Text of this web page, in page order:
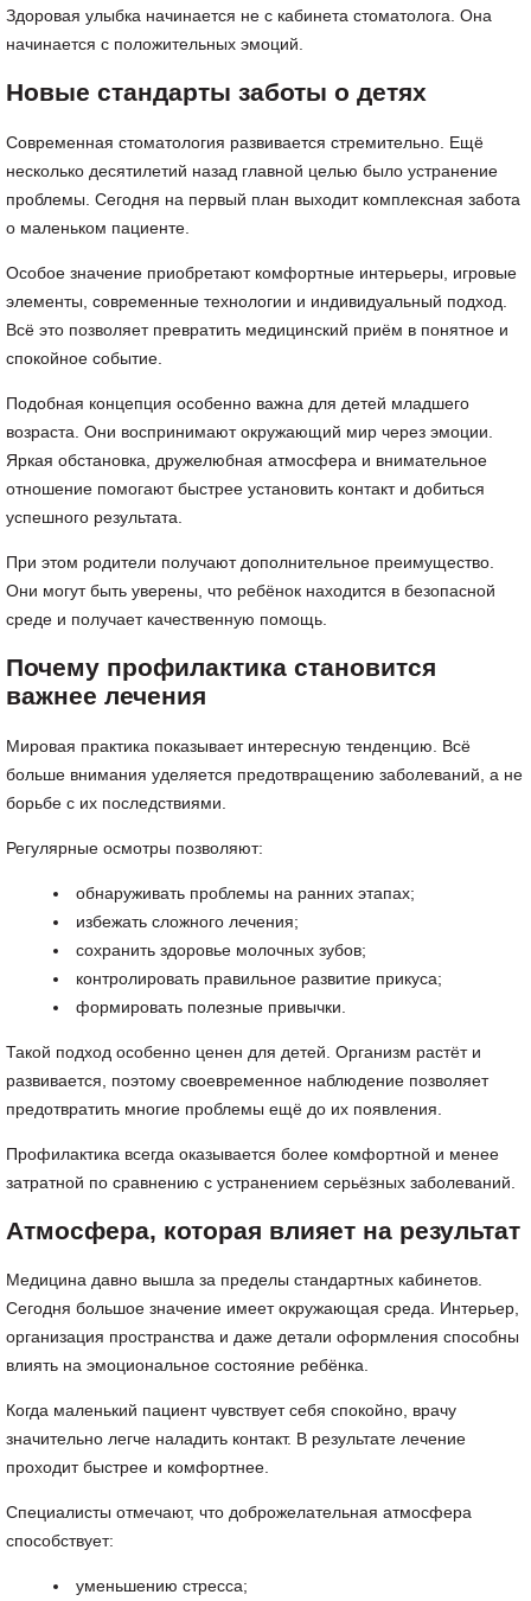
Здоровая улыбка начинается не с кабинета стоматолога. Она
начинается с положительных эмоций.
Новые стандарты заботы о детях
Современная стоматология развивается стремительно. Ещё
несколько десятилетий назад главной целью было устранение
проблемы. Сегодня на первый план выходит комплексная забота
о маленьком пациенте.
Особое значение приобретают комфортные интерьеры, игровые
элементы, современные технологии и индивидуальный подход.
Всё это позволяет превратить медицинский приём в понятное и
спокойное событие.
Подобная концепция особенно важна для детей младшего
возраста. Они воспринимают окружающий мир через эмоции.
Яркая обстановка, дружелюбная атмосфера и внимательное
отношение помогают быстрее установить контакт и добиться
успешного результата.
При этом родители получают дополнительное преимущество.
Они могут быть уверены, что ребёнок находится в безопасной
среде и получает качественную помощь.
Почему профилактика становится
важнее лечения
Мировая практика показывает интересную тенденцию. Всё
больше внимания уделяется предотвращению заболеваний, а не
борьбе с их последствиями.
Регулярные осмотры позволяют:
обнаруживать проблемы на ранних этапах;
избежать сложного лечения;
сохранить здоровье молочных зубов;
контролировать правильное развитие прикуса;
формировать полезные привычки.
Такой подход особенно ценен для детей. Организм растёт и
развивается, поэтому своевременное наблюдение позволяет
предотвратить многие проблемы ещё до их появления.
Профилактика всегда оказывается более комфортной и менее
затратной по сравнению с устранением серьёзных заболеваний.
Атмосфера, которая влияет на результат
Медицина давно вышла за пределы стандартных кабинетов.
Сегодня большое значение имеет окружающая среда. Интерьер,
организация пространства и даже детали оформления способны
влиять на эмоциональное состояние ребёнка.
Когда маленький пациент чувствует себя спокойно, врачу
значительно легче наладить контакт. В результате лечение
проходит быстрее и комфортнее.
Специалисты отмечают, что доброжелательная атмосфера
способствует:
уменьшению стресса;